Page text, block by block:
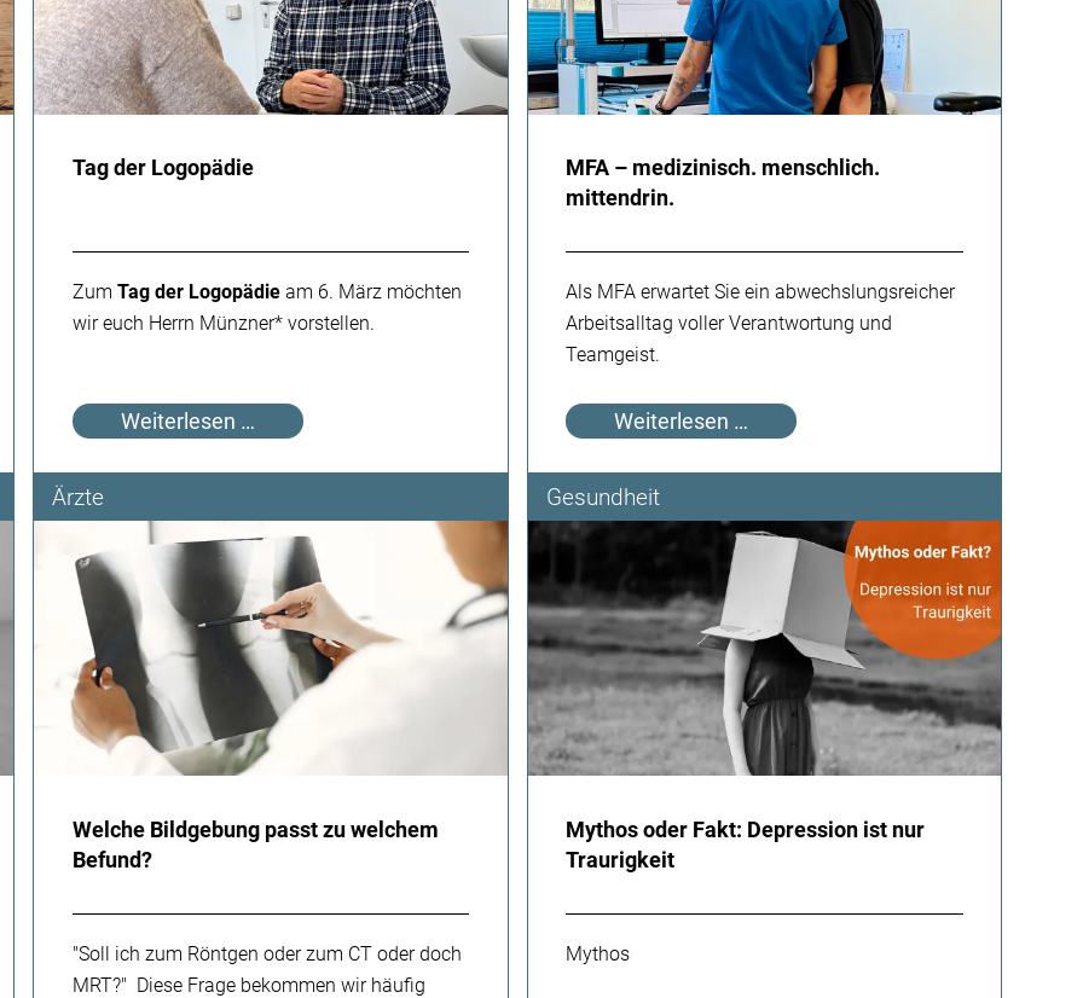
Tag der Logopädie
Zum Tag der Logopädieam 6. März möchten
wir euch Herrn Münzner* vorstellen.
Weiterlesen …Tag
Logopädie
MFA – medizinisch. menschlich.
mittendrin.
Als MFA erwartet Sie ein abwechslungsreicher
Arbeitsalltag voller Verantwortung und
Teamgeist.
Weiterlesen …MFA
medizinisch.
mittendrin.
Ärzte
Welche Bildgebung passt zu welchem
Befund?
"Soll ich zum Röntgen oder zum CT oder doch
MRT?" Diese Frage bekommen wir häufig
Gesundheit
Mythos oder Fakt: Depression ist nur
Traurigkeit
Mythos